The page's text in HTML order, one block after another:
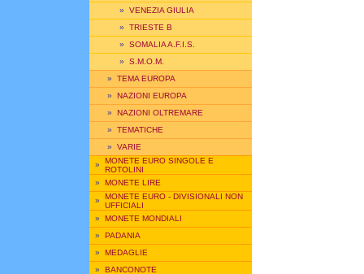
» VENEZIA GIULIA
» TRIESTE B
» SOMALIA A.F.I.S.
» S.M.O.M.
» TEMA EUROPA
» NAZIONI EUROPA
» NAZIONI OLTREMARE
» TEMATICHE
» VARIE
» MONETE EURO SINGOLE E
ROTOLINI
» MONETE LIRE
» MONETE EURO - DIVISIONALI NON
UFFICIALI
» MONETE MONDIALI
» PADANIA
» MEDAGLIE
» BANCONOTE